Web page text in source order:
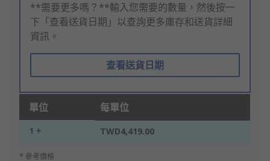
**需要更多嗎？**輸入您需要的數量，然後按一
下「查看送貨日期」以查詢更多庫存和送貨詳細
資訊。
查看送貨日期
單位 每單位
1 + TWD4,419.00
* 參考價格